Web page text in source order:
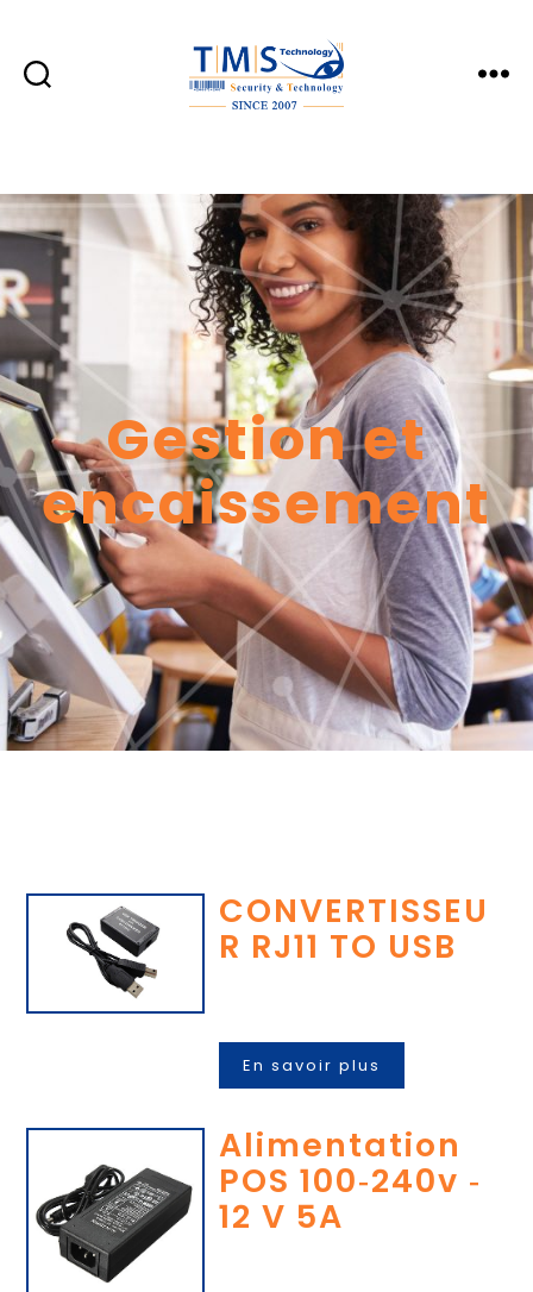
Gestion et
encaissement
CONVERTISSEU
R RJ11 TO USB
En savoir plus
Alimentation
POS 100‐240v ‐
12 V 5A